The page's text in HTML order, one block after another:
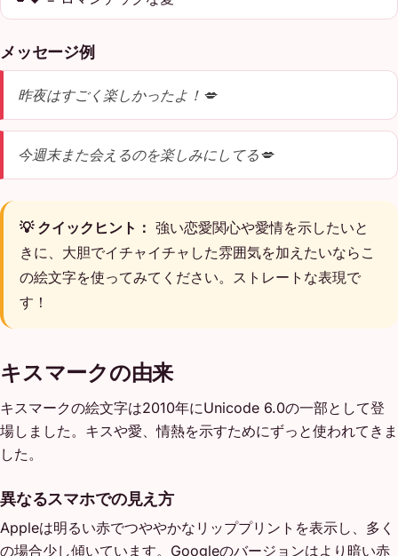
メッセージ例
昨夜はすごく楽しかったよ！💋
今週末また会えるのを楽しみにしてる💋
💡 クイックヒント： 強い恋愛関心や愛情を示したいと
きに、大胆でイチャイチャした雰囲気を加えたいならこ
の絵文字を使ってみてください。ストレートな表現で
す！
キスマークの由来
キスマークの絵文字は2010年にUnicode 6.0の一部として登
場しました。キスや愛、情熱を示すためにずっと使われてきま
した。
異なるスマホでの見え方
Appleは明るい赤でつややかなリッププリントを表示し、多く
の場合少し傾いています。Googleのバージョンはより暗い赤